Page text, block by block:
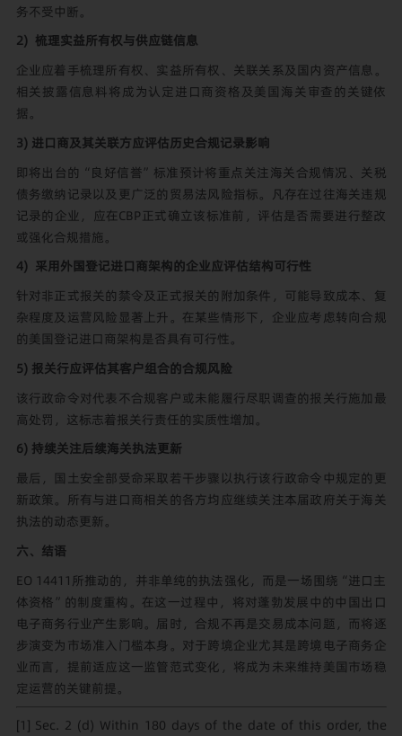
务不受中断。
2) 梳理实益所有权与供应链信息
企业应着手梳理所有权、实益所有权、关联关系及国内资产信息。
相关披露信息料将成为认定进口商资格及美国海关审查的关键依
据。
3) 进口商及其关联方应评估历史合规记录影响
即将出台的“良好信誉”标准预计将重点关注海关合规情况、关税
债务缴纳记录以及更广泛的贸易法风险指标。凡存在过往海关违规
记录的企业，应在CBP正式确立该标准前，评估是否需要进行整改
或强化合规措施。
4) 采用外国登记进口商架构的企业应评估结构可行性
针对非正式报关的禁令及正式报关的附加条件，可能导致成本、复
杂程度及运营风险显著上升。在某些情形下，企业应考虑转向合规
的美国登记进口商架构是否具有可行性。
5) 报关行应评估其客户组合的合规风险
该行政命令对代表不合规客户或未能履行尽职调查的报关行施加最
高处罚，这标志着报关行责任的实质性增加。
6) 持续关注后续海关执法更新
最后，国土安全部受命采取若干步骤以执行该行政命令中规定的更
新政策。所有与进口商相关的各方均应继续关注本届政府关于海关
执法的动态更新。
六、结语
EO 14411所推动的，并非单纯的执法强化，而是一场围绕“进口主
体资格”的制度重构。在这一过程中，将对蓬勃发展中的中国出口
电子商务行业产生影响。届时，合规不再是交易成本问题，而将逐
步演变为市场准入门槛本身。对于跨境企业尤其是跨境电子商务企
业而言，提前适应这一监管范式变化，将成为未来维持美国市场稳
定运营的关键前提。
[1] Sec. 2 (d) Within 180 days of the date of this order, the